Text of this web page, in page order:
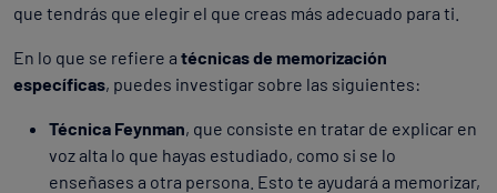
que tendrás que elegir el que creas más adecuado para ti.
En lo que se refiere a técnicas de memorización
específicas, puedes investigar sobre las siguientes:
Técnica Feynman, que consiste en tratar de explicar en
voz alta lo que hayas estudiado, como si se lo
enseñases a otra persona. Esto te ayudará a memorizar,